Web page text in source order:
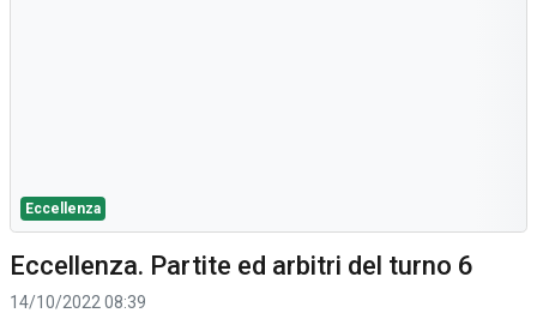
Eccellenza
Eccellenza. Partite ed arbitri del turno 6
14/10/2022 08:39